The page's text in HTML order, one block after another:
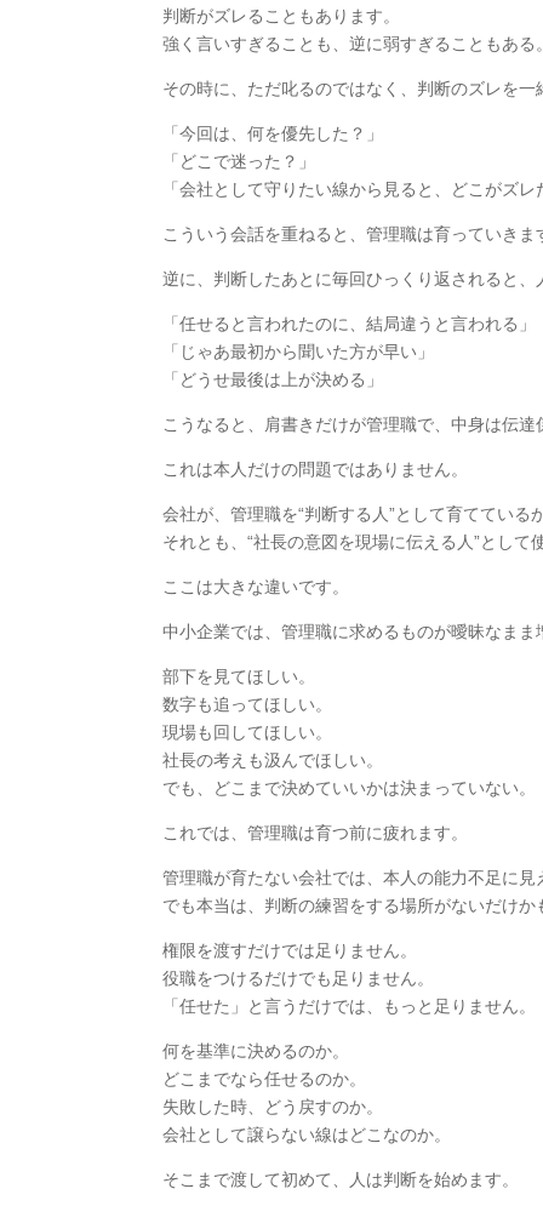
判断がズレることもあります。
強く言いすぎることも、逆に弱すぎることもある。
その時に、ただ叱るのではなく、判断のズレを一
「今回は、何を優先した？」
「どこで迷った？」
「会社として守りたい線から見ると、どこがズレ
こういう会話を重ねると、管理職は育っていきま
逆に、判断したあとに毎回ひっくり返されると、
「任せると言われたのに、結局違うと言われる」
「じゃあ最初から聞いた方が早い」
「どうせ最後は上が決める」
こうなると、肩書きだけが管理職で、中身は伝達
これは本人だけの問題ではありません。
会社が、管理職を“判断する人”として育てているか
それとも、“社長の意図を現場に伝える人”として
ここは大きな違いです。
中小企業では、管理職に求めるものが曖昧なまま
部下を見てほしい。
数字も追ってほしい。
現場も回してほしい。
社長の考えも汲んでほしい。
でも、どこまで決めていいかは決まっていない。
これでは、管理職は育つ前に疲れます。
管理職が育たない会社では、本人の能力不足に見
でも本当は、判断の練習をする場所がないだけか
権限を渡すだけでは足りません。
役職をつけるだけでも足りません。
「任せた」と言うだけでは、もっと足りません。
何を基準に決めるのか。
どこまでなら任せるのか。
失敗した時、どう戻すのか。
会社として譲らない線はどこなのか。
そこまで渡して初めて、人は判断を始めます。